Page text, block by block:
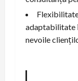
adaptabilitate
nevoile